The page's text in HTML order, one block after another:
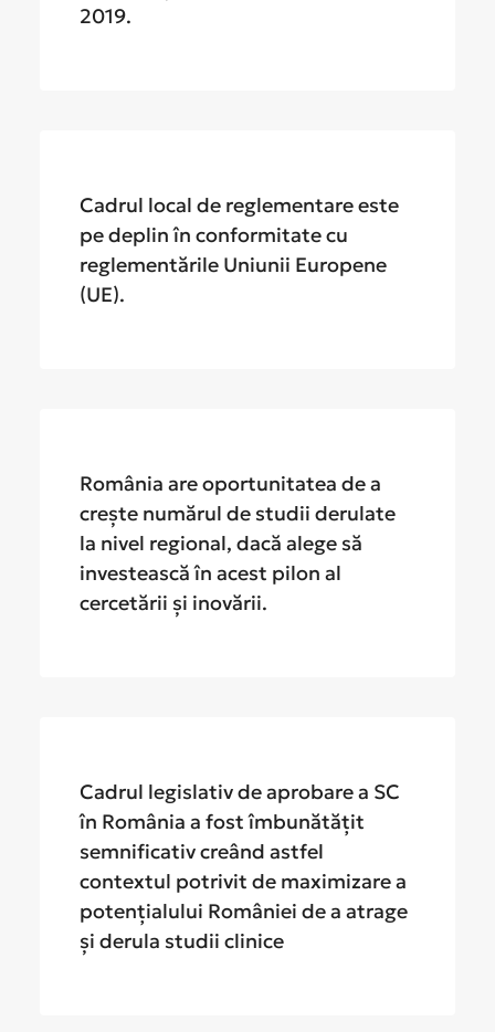
2019.
Cadrul local de reglementare este
pe deplin în conformitate cu
reglementările Uniunii Europene
(UE).
România are oportunitatea de a
crește numărul de studii derulate
la nivel regional, dacă alege să
investească în acest pilon al
cercetării și inovării.
Cadrul legislativ de aprobare a SC
în România a fost îmbunătățit
semnificativ creând astfel
contextul potrivit de maximizare a
potențialului României de a atrage
și derula studii clinice